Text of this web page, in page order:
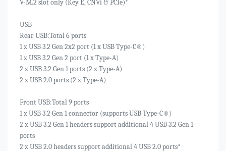
V-M.2 slot only (Key E, CNVi & PCIe)*
USB
Rear USB:Total 6 ports
1 x USB 3.2 Gen 2x2 port (1 x USB Type-C®)
1 x USB 3.2 Gen 2 port (1 x Type-A)
2 x USB 3.2 Gen 1 ports (2 x Type-A)
2 x USB 2.0 ports (2 x Type-A)
Front USB:Total 9 ports
1 x USB 3.2 Gen 1 connector (supports USB Type-C®)
2 x USB 3.2 Gen 1 headers support additional 4 USB 3.2 Gen 1
ports
2 x USB 2.0 headers support additional 4 USB 2.0 ports*